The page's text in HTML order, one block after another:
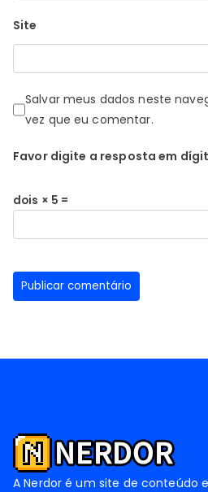
Site
Salvar meus dados neste
vez que eu comentar.
Favor digite a resposta em
dois × 5 =
A Nerdor é um site de conteúdo